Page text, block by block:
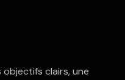
clairs, une